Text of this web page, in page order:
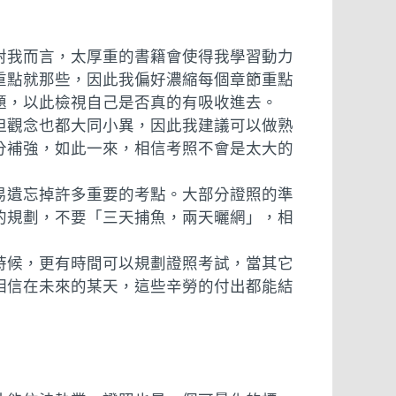
而言，太厚重的書籍會使得我學習動力
就那些，因此我偏好濃縮每個章節重點
以此檢視自己是否真的有吸收進去。
念也都大同小異，因此我建議可以做熟
強，如此一來，相信考照不會是太大的
忘掉許多重要的考點。大部分證照的準
劃，不要「三天捕魚，兩天曬網」，相
，更有時間可以規劃證照考試，當其它
在未來的某天，這些辛勞的付出都能結